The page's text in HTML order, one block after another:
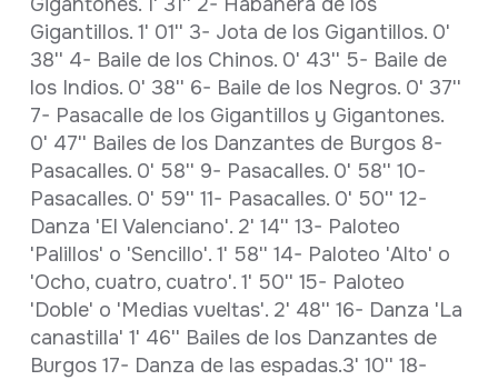
Gigantillos. 1' 01'' 3- Jota de los Gigantillos. 0'
38'' 4- Baile de los Chinos. 0' 43'' 5- Baile de
los Indios. 0' 38'' 6- Baile de los Negros. 0' 37''
7- Pasacalle de los Gigantillos y Gigantones.
0' 47'' Bailes de los Danzantes de Burgos 8-
Pasacalles. 0' 58'' 9- Pasacalles. 0' 58'' 10-
Pasacalles. 0' 59'' 11- Pasacalles. 0' 50'' 12-
Danza 'El Valenciano'. 2' 14'' 13- Paloteo
'Palillos' o 'Sencillo'. 1' 58'' 14- Paloteo 'Alto' o
'Ocho, cuatro, cuatro'. 1' 50'' 15- Paloteo
'Doble' o 'Medias vueltas'. 2' 48'' 16- Danza 'La
canastilla' 1' 46'' Bailes de los Danzantes de
Burgos 17- Danza de las espadas.3' 10'' 18-